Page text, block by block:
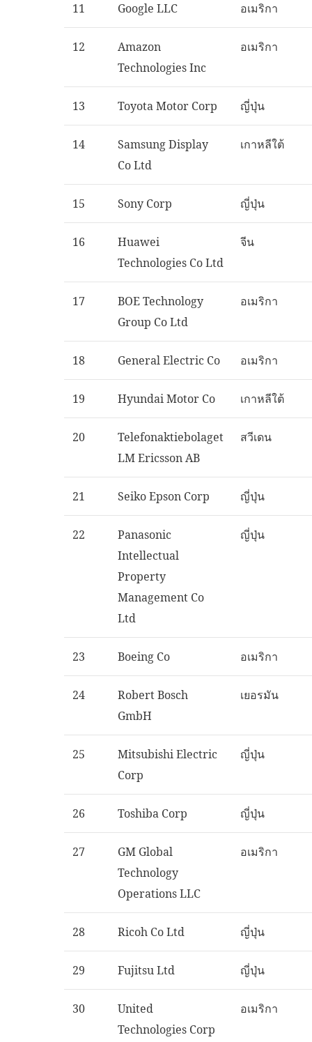
11 Google LLC อเมริกา
12
Amazon
Technologies Inc
อเมริกา
13 Toyota Motor Corp ญี่ปุ่น
14
Samsung Display
Co Ltd
เกาหลีใต้
15 Sony Corp ญี่ปุ่น
16
Huawei
Technologies Co Ltd
จีน
17
BOE Technology
Group Co Ltd
อเมริกา
18 General Electric Co อเมริกา
19 Hyundai Motor Co เกาหลีใต้
20
Telefonaktiebolaget
LM Ericsson AB
สวีเดน
21 Seiko Epson Corp ญี่ปุ่น
22
Panasonic
Intellectual
Property
Management Co
Ltd
ญี่ปุ่น
23 Boeing Co อเมริกา
24
Robert Bosch
GmbH
เยอรมัน
25
Mitsubishi Electric
Corp
ญี่ปุ่น
26 Toshiba Corp ญี่ปุ่น
27
GM Global
Technology
Operations LLC
อเมริกา
28 Ricoh Co Ltd ญี่ปุ่น
29 Fujitsu Ltd ญี่ปุ่น
30
United
Technologies Corp
อเมริกา